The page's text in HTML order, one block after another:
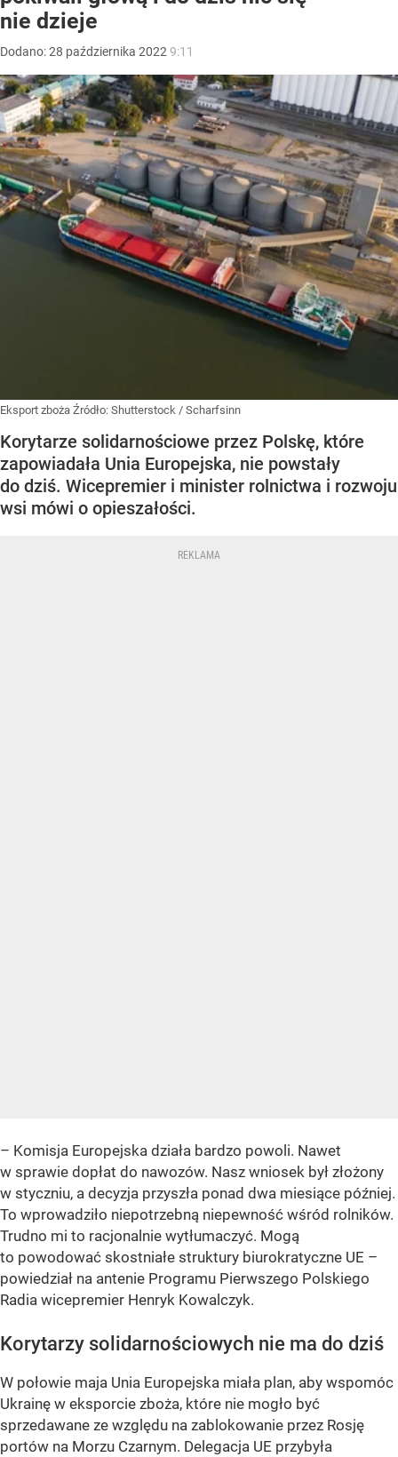
nie dzieje
Dodano:28 października 2022 9:11
Eksport zboża Źródło: Shutterstock / Scharfsinn
Korytarze solidarnościowe przez Polskę, które
zapowiadała Unia Europejska, nie powstały
do dziś. Wicepremier i minister rolnictwa i rozwoju
wsi mówi o opieszałości.
– Komisja Europejska działa bardzo powoli. Nawet
w sprawie dopłat do nawozów. Nasz wniosek był złożony
w styczniu, a decyzja przyszła ponad dwa miesiące później.
To wprowadziło niepotrzebną niepewność wśród rolników.
Trudno mi to racjonalnie wytłumaczyć. Mogą
to powodować skostniałe struktury biurokratyczne UE –
powiedział na antenie Programu Pierwszego Polskiego
Radia wicepremier Henryk Kowalczyk.
Korytarzy solidarnościowych nie ma do dziś
W połowie maja Unia Europejska miała plan, aby wspomóc
Ukrainę w eksporcie zboża, które nie mogło być
sprzedawane ze względu na zablokowanie przez Rosję
portów na Morzu Czarnym. Delegacja UE przybyła